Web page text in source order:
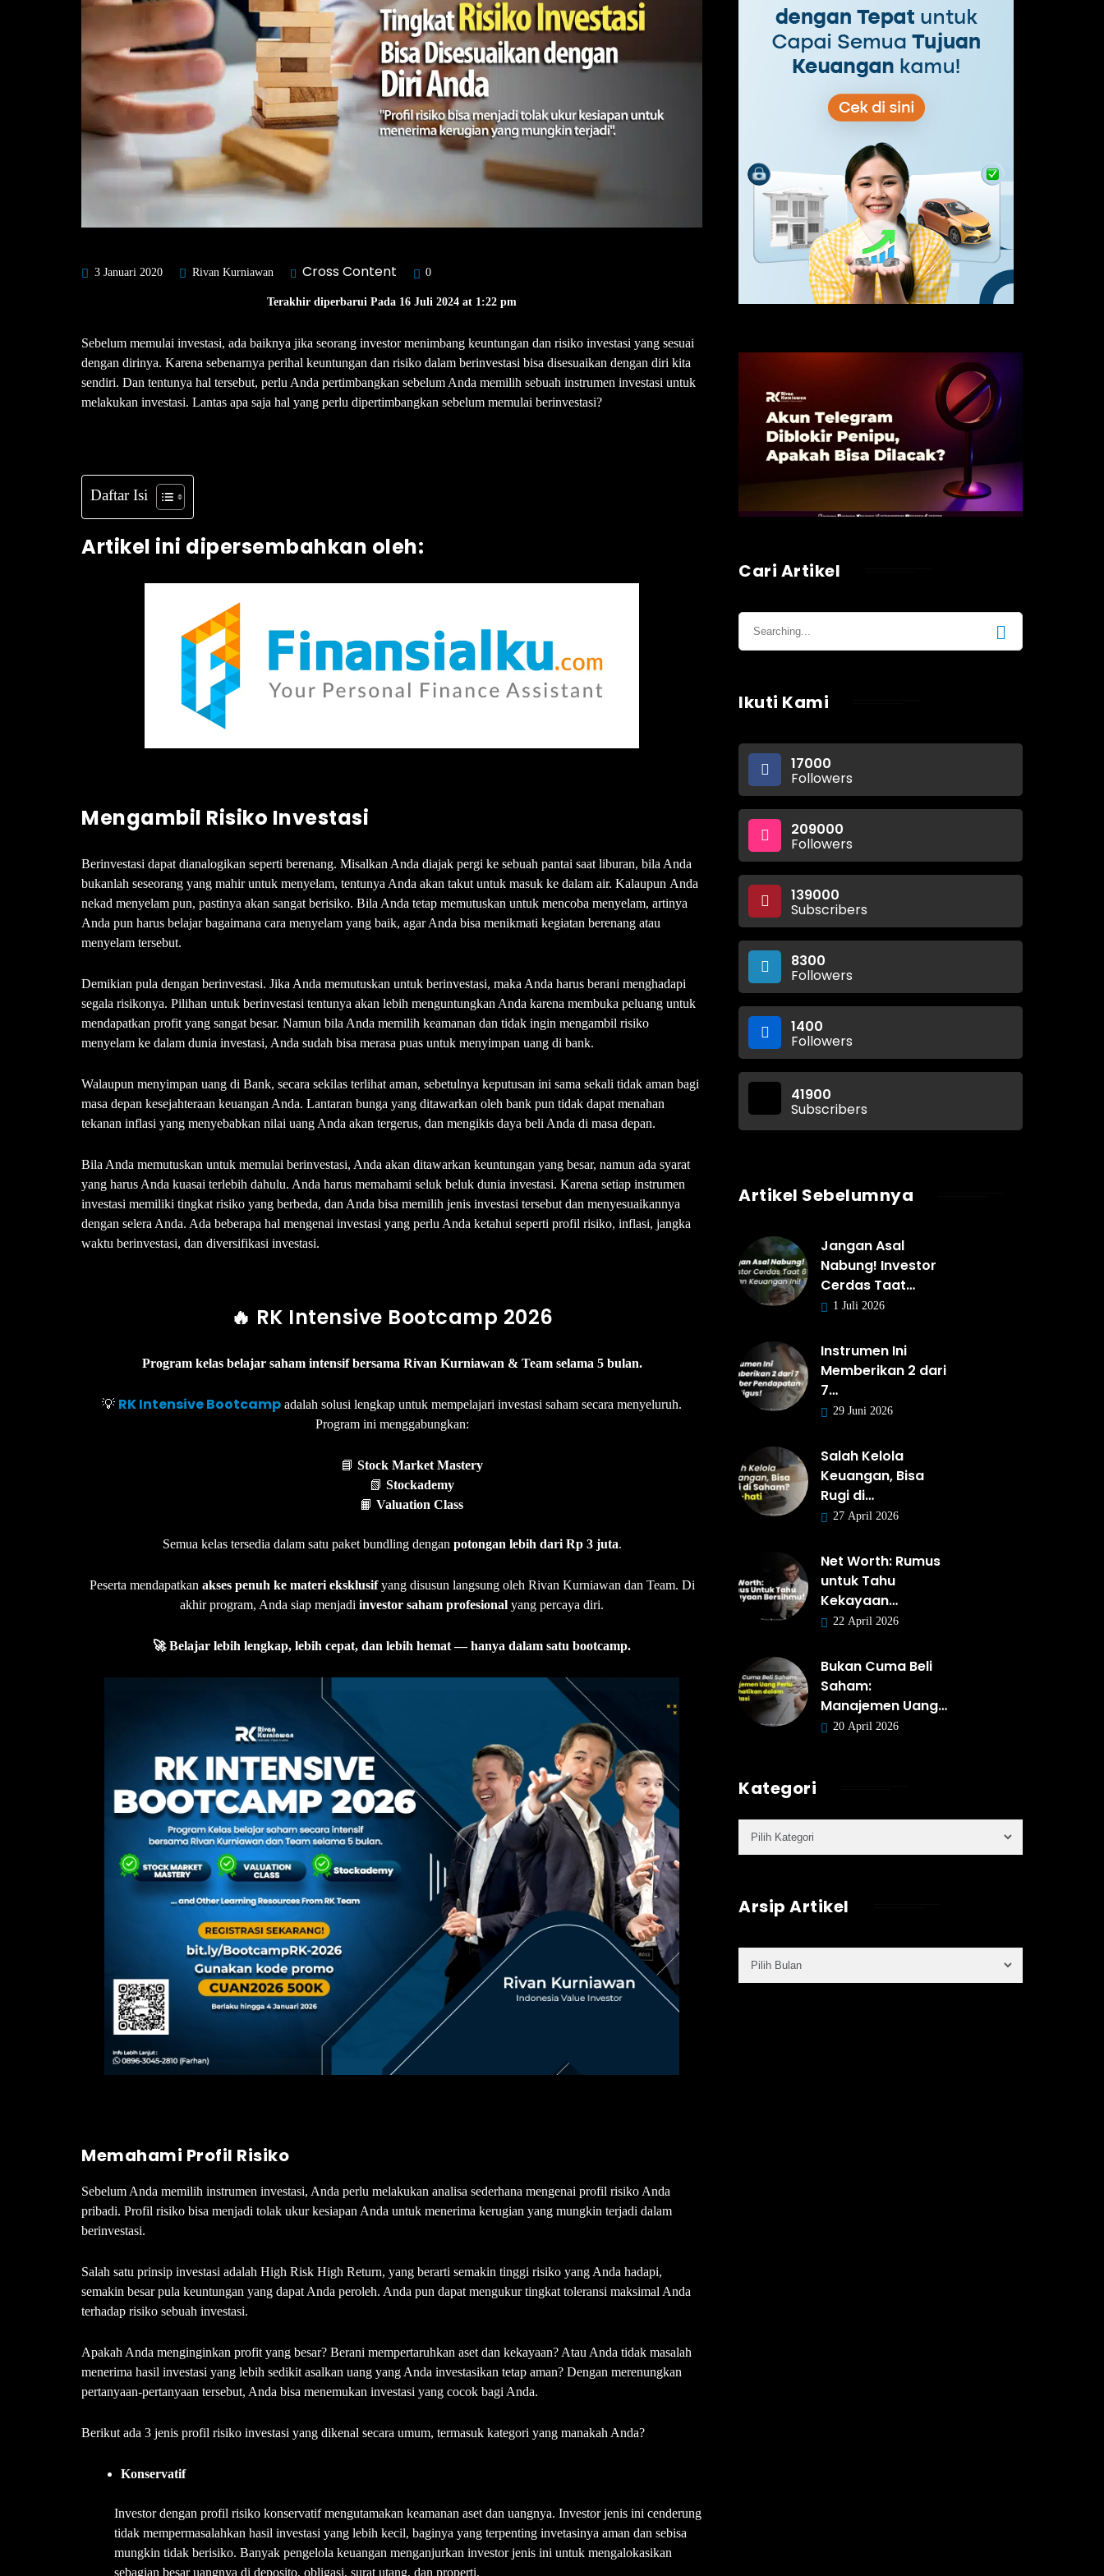
3 Januari 2020 Rivan Kurniawan Cross Content 0
Terakhir diperbarui Pada 16 Juli 2024 at 1:22 pm
Sebelum memulai investasi, ada baiknya jika seorang investor menimbang keuntungan dan risiko investasi yang sesuai
dengan dirinya. Karena sebenarnya perihal keuntungan dan risiko dalam berinvestasi bisa disesuaikan dengan diri kita
sendiri. Dan tentunya hal tersebut, perlu Anda pertimbangkan sebelum Anda memilih sebuah instrumen investasi untuk
melakukan investasi. Lantas apa saja hal yang perlu dipertimbangkan sebelum memulai berinvestasi?
Daftar Isi
Artikel ini dipersembahkan oleh:
Mengambil Risiko Investasi
Berinvestasi dapat dianalogikan seperti berenang. Misalkan Anda diajak pergi ke sebuah pantai saat liburan, bila Anda
bukanlah seseorang yang mahir untuk menyelam, tentunya Anda akan takut untuk masuk ke dalam air. Kalaupun Anda
nekad menyelam pun, pastinya akan sangat berisiko. Bila Anda tetap memutuskan untuk mencoba menyelam, artinya
Anda pun harus belajar bagaimana cara menyelam yang baik, agar Anda bisa menikmati kegiatan berenang atau
menyelam tersebut.
Demikian pula dengan berinvestasi. Jika Anda memutuskan untuk berinvestasi, maka Anda harus berani menghadapi
segala risikonya. Pilihan untuk berinvestasi tentunya akan lebih menguntungkan Anda karena membuka peluang untuk
mendapatkan profit yang sangat besar. Namun bila Anda memilih keamanan dan tidak ingin mengambil risiko
menyelam ke dalam dunia investasi, Anda sudah bisa merasa puas untuk menyimpan uang di bank.
Walaupun menyimpan uang di Bank, secara sekilas terlihat aman, sebetulnya keputusan ini sama sekali tidak aman bagi
masa depan kesejahteraan keuangan Anda. Lantaran bunga yang ditawarkan oleh bank pun tidak dapat menahan
tekanan inflasi yang menyebabkan nilai uang Anda akan tergerus, dan mengikis daya beli Anda di masa depan.
Bila Anda memutuskan untuk memulai berinvestasi, Anda akan ditawarkan keuntungan yang besar, namun ada syarat
yang harus Anda kuasai terlebih dahulu. Anda harus memahami seluk beluk dunia investasi. Karena setiap instrumen
investasi memiliki tingkat risiko yang berbeda, dan Anda bisa memilih jenis investasi tersebut dan menyesuaikannya
dengan selera Anda. Ada beberapa hal mengenai investasi yang perlu Anda ketahui seperti profil risiko, inflasi, jangka
waktu berinvestasi, dan diversifikasi investasi.
🔥 RK Intensive Bootcamp 2026
Program kelas belajar saham intensif bersama Rivan Kurniawan & Team selama 5 bulan.
💡 RK Intensive Bootcamp adalah solusi lengkap untuk mempelajari investasi saham secara menyeluruh.
Program ini menggabungkan:
📘 Stock Market Mastery
📗 Stockademy
📙 Valuation Class
Semua kelas tersedia dalam satu paket bundling dengan potongan lebih dari Rp 3 juta.
Peserta mendapatkan akses penuh ke materi eksklusifyang disusun langsung oleh Rivan Kurniawan dan Team. Di
akhir program, Anda siap menjadi investor saham profesional yang percaya diri.
🚀 Belajar lebih lengkap, lebih cepat, dan lebih hemat — hanya dalam satu bootcamp.
Memahami Profil Risiko
Sebelum Anda memilih instrumen investasi, Anda perlu melakukan analisa sederhana mengenai profil risiko Anda
pribadi. Profil risiko bisa menjadi tolak ukur kesiapan Anda untuk menerima kerugian yang mungkin terjadi dalam
berinvestasi.
Salah satu prinsip investasi adalah High Risk High Return, yang berarti semakin tinggi risiko yang Anda hadapi,
semakin besar pula keuntungan yang dapat Anda peroleh. Anda pun dapat mengukur tingkat toleransi maksimal Anda
terhadap risiko sebuah investasi.
Apakah Anda menginginkan profit yang besar? Berani mempertaruhkan aset dan kekayaan? Atau Anda tidak masalah
menerima hasil investasi yang lebih sedikit asalkan uang yang Anda investasikan tetap aman? Dengan merenungkan
pertanyaan-pertanyaan tersebut, Anda bisa menemukan investasi yang cocok bagi Anda.
Berikut ada 3 jenis profil risiko investasi yang dikenal secara umum, termasuk kategori yang manakah Anda?
Konservatif
Investor dengan profil risiko konservatif mengutamakan keamanan aset dan uangnya. Investor jenis ini cenderung
tidak mempermasalahkan hasil investasi yang lebih kecil, baginya yang terpenting invetasinya aman dan sebisa
mungkin tidak berisiko. Banyak pengelola keuangan menganjurkan investor jenis ini untuk mengalokasikan
sebagian besar uangnya di deposito, obligasi, surat utang, dan properti.
Cari Artikel
Ikuti Kami
17000
Followers
209000
Followers
139000
Subscribers
8300
Followers
1400
Followers
41900
Subscribers
Artikel Sebelumnya
Jangan Asal
Nabung! Investor
Cerdas Taat…
1 Juli 2026
Instrumen Ini
Memberikan 2 dari
7…
29 Juni 2026
Salah Kelola
Keuangan, Bisa
Rugi di…
27 April 2026
Net Worth: Rumus
untuk Tahu
Kekayaan…
22 April 2026
Bukan Cuma Beli
Saham:
Manajemen Uang…
20 April 2026
Kategori
Arsip Artikel